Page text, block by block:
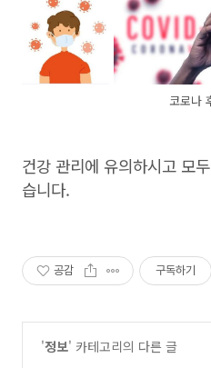
코로나
건강 관리에 유의하시고 모
습니다.
공감 구독하기
'정보' 카테고리의 다른 글